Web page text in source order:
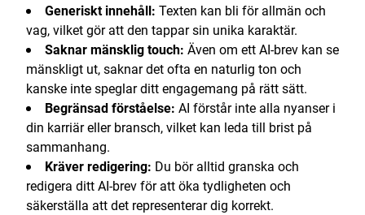
Generiskt innehåll: Texten kan bli för allmän och
vag, vilket gör att den tappar sin unika karaktär.
Saknar mänsklig touch: Även om ett AI-brev kan se
mänskligt ut, saknar det ofta en naturlig ton och
kanske inte speglar ditt engagemang på rätt sätt.
Begränsad förståelse: AI förstår inte alla nyanser i
din karriär eller bransch, vilket kan leda till brist på
sammanhang.
Kräver redigering: Du bör alltid granska och
redigera ditt AI-brev för att öka tydligheten och
säkerställa att det representerar dig korrekt.